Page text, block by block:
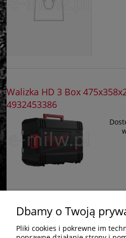
Walizka HD 3 Box
4932453386
Dbamy o Twoją
Pliki cookies i pokrewne im